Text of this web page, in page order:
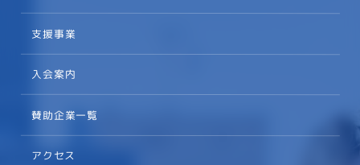
支援事業
入会案内
賛助企業一覧
アクセス